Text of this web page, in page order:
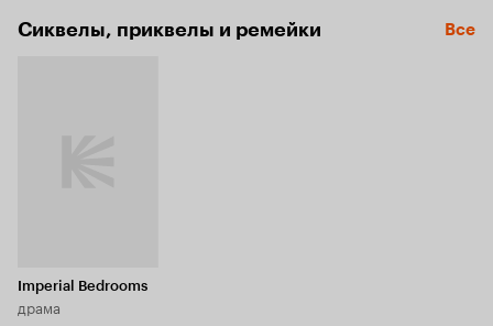
Сиквелы, приквелы и ремейки Все
Imperial Bedrooms
драма